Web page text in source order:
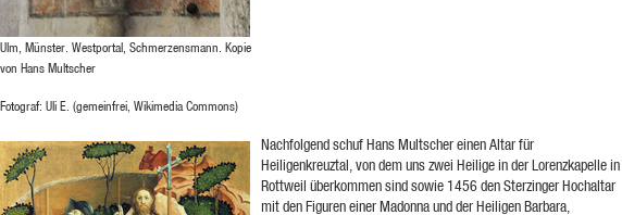
Ulm, Münster. Westportal, Schmerzensmann. Kopie
von Hans Multscher
Fotograf: Uli E. (gemeinfrei, Wikimedia Commons)
Nachfolgend schuf Hans Multscher einen Altar für
Heiligenkreuztal, von dem uns zwei Heilige in der Lorenzkapelle in
Rottweil überkommen sind sowie 1456 den Sterzinger Hochaltar
mit den Figuren einer Madonna und der Heiligen Barbara,